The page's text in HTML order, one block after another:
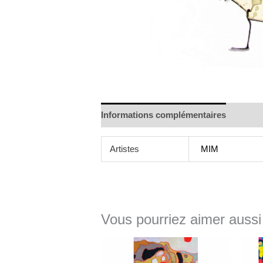
Informations complémentaires
Artistes MIM
Vous pourriez aimer